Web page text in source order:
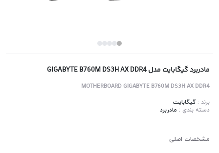
مادربرد گیگابایت مدل GIGABYTE B760M DS3H AX DDR4
MOTHERBOARD GIGABYTE B760M DS3H AX DDR4
برند :گیگابایت
دسته بندی : مادربرد
مشخصات اصلی